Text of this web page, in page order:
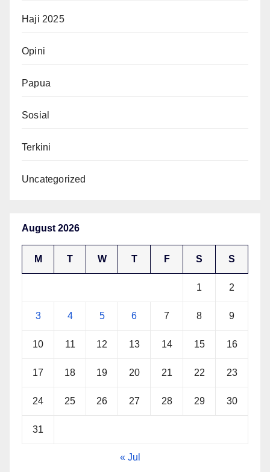
Haji 2025
Opini
Papua
Sosial
Terkini
Uncategorized
August 2026
M T W T F S S
1 2
3 4 5 6 7 8 9
10 11 12 13 14 15 16
17 18 19 20 21 22 23
24 25 26 27 28 29 30
31
« Jul